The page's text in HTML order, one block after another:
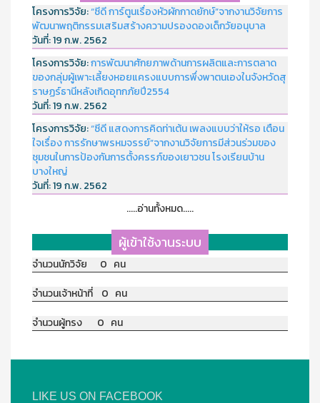
โครงการวิจัย:“ซีดี การ์ตูนเรื่องหัวผักกาดยักษ์”จากงานวิจัยการ
พัฒนาพฤติกรรมเสริมสร้างความปรองดองเด็กวัยอนุบาล
วันที่:19 ก.พ. 2562
โครงการวิจัย:การพัฒนาศักยภาพด้านการผลิตและการตลาด
ของกลุ่มผู้เพาะเลี้ยงหอยแครงแบบการพึ่งพาตนเองในจังหวัดสุ
ราษฏร์ธานีหลังเกิดอุทกภัยปี2554
วันที่:19 ก.พ. 2562
โครงการวิจัย:“ซีดี แสดงการคิดท่าเต้น เพลงแบบว่าให้รอ เตือน
ใจเรื่อง การรักษาพรหมจรรย์”จากงานวิจัยการมีส่วนร่วมของ
ชุมชนในการป้องกันการตั้งครรภ์ของเยาวชน โรงเรียนบ้าน
บางใหญ่
วันที่:19 ก.พ. 2562
.....อ่านทั้งหมด.....
ผู้เข้าใช้งานระบบ
จำนวนนักวิจัย 0 คน
จำนวนเจ้าหน้าที่ 0 คน
จำนวนผู้ทรง 0 คน
LIKE US ON FACEBOOK